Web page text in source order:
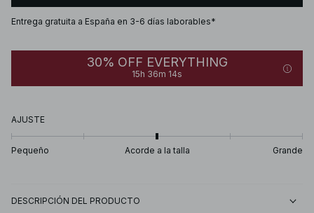
Entrega gratuita a España en 3-6 días laborables*
30% OFF EVERYTHING
15h 36m 14s
AJUSTE
Pequeño Acorde a la talla Grande
DESCRIPCIÓN DEL PRODUCTO